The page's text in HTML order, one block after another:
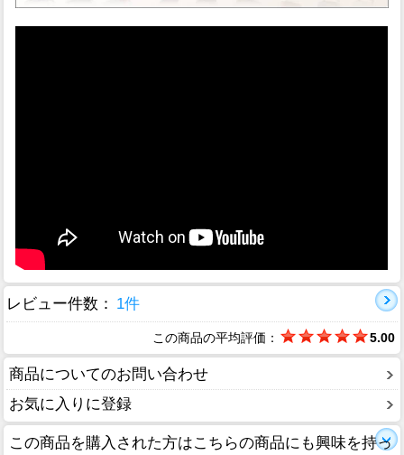
レビュー件数： 1件
この商品の平均評価： 5.00
商品についてのお問い合わせ
お気に入りに登録
この商品を購入された方はこちらの商品にも興味を持っ